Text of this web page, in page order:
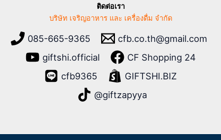
ติดต่อเรา
บริษัท เจริญอาหาร และ เครื่องดื่ม จำกัด
085-665-9365
cfb.co.th@gmail.com
giftshi.official
CF Shopping 24
cfb9365
GIFTSHI.BIZ
@giftzapyya